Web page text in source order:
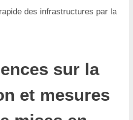
des infrastructures par la
sur la
et mesures